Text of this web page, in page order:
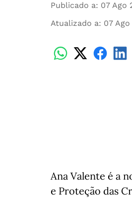
Publicado a: 07 Ago
Atualizado a: 07 Ago
Ana Valente é a
e Proteção das